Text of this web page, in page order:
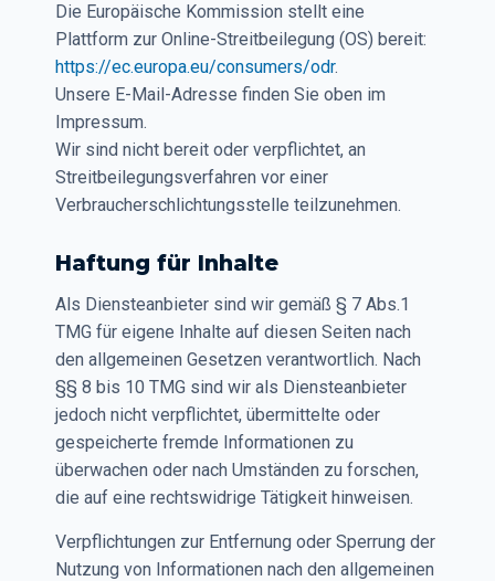
Die Europäische Kommission stellt eine
Plattform zur Online-Streitbeilegung (OS) bereit:
https://ec.europa.eu/consumers/odr.
Unsere E-Mail-Adresse finden Sie oben im
Impressum.
Wir sind nicht bereit oder verpflichtet, an
Streitbeilegungsverfahren vor einer
Verbraucherschlichtungsstelle teilzunehmen.
Haftung für Inhalte
Als Diensteanbieter sind wir gemäß § 7 Abs.1
TMG für eigene Inhalte auf diesen Seiten nach
den allgemeinen Gesetzen verantwortlich. Nach
§§ 8 bis 10 TMG sind wir als Diensteanbieter
jedoch nicht verpflichtet, übermittelte oder
gespeicherte fremde Informationen zu
überwachen oder nach Umständen zu forschen,
die auf eine rechtswidrige Tätigkeit hinweisen.
Verpflichtungen zur Entfernung oder Sperrung der
Nutzung von Informationen nach den allgemeinen